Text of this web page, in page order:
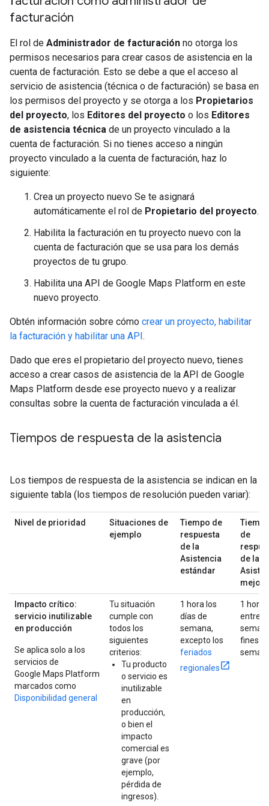
facturación
El rol de Administrador de facturación no otorga los
permisos necesarios para crear casos de asistencia en la
cuenta de facturación. Esto se debe a que el acceso al
servicio de asistencia (técnica o de facturación) se basa en
los permisos del proyecto y se otorga a los Propietarios
del proyecto, los Editores del proyecto o los Editores
de asistencia técnica de un proyecto vinculado a la
cuenta de facturación. Si no tienes acceso a ningún
proyecto vinculado a la cuenta de facturación, haz lo
siguiente:
Crea un proyecto nuevo Se te asignará
automáticamente el rol de Propietario del proyecto.
Habilita la facturación en tu proyecto nuevo con la
cuenta de facturación que se usa para los demás
proyectos de tu grupo.
Habilita una API de Google Maps Platform en este
nuevo proyecto.
Obtén información sobre cómo crear un proyecto, habilitar
la facturación y habilitar una API.
Dado que eres el propietario del proyecto nuevo, tienes
acceso a crear casos de asistencia de la API de Google
Maps Platform desde ese proyecto nuevo y a realizar
consultas sobre la cuenta de facturación vinculada a él.
Tiempos de respuesta de la asistencia
Los tiempos de respuesta de la asistencia se indican en la
siguiente tabla (los tiempos de resolución pueden variar):
Nivel de prioridad
Situaciones de
ejemplo
Tiempo de
respuesta
de la
Asistencia
estándar
de
de la
Impacto crítico:
servicio inutilizable
en producción
Se aplica solo a los
servicios de
Google Maps Platform
marcados como
Disponibilidad general
Tu situación
cumple con
todos los
siguientes
criterios:
Tu producto
o servicio es
inutilizable
en
producción,
o bien el
impacto
comercial es
grave (por
ejemplo,
pérdida de
ingresos).
1 hora los
días de
semana,
excepto los
feriados
regionales
1 hora
entre
fines